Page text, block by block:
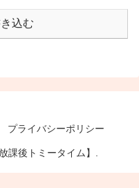
込む
プライバシーポリシー
後トミータイム】.